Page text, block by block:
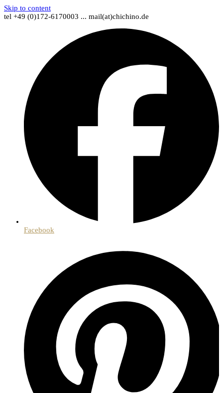
Skip to content
tel +49 (0)172-6170003 ... mail(at)chichino.de
Facebook